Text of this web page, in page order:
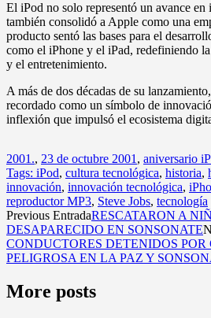
El iPod no solo representó un avance en
también consolidó a Apple como una
producto sentó las bases para el
como el iPhone y el iPad, redefiniendo
y el entretenimiento.
A más de dos décadas de su
recordado como un símbolo de
inflexión que impulsó el ecosistema
2001., 23 de octubre 2001 , aniversario
Tags: iPod, cultura tecnológica, historia,
innovación, innovación tecnológica,
reproductor MP3, Steve Jobs, tecnología
Previous EntradaRESCATARON A
DESAPARECIDO EN SONSONATE
CONDUCTORES DETENIDOS
PELIGROSA EN LA PAZ Y
More posts